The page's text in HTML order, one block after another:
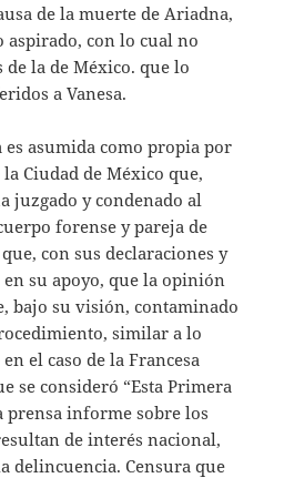
de la muerte de Ariadna,
aspirado, con lo cual no
la de México. que lo
a Vanesa.
es asumida como propia por
Ciudad de México que,
juzgado y condenado al
forense y pareja de
con sus declaraciones y
su apoyo, que la opinión
bajo su visión, contaminado
similar a lo
el caso de la Francesa
se consideró “Esta Primera
prensa informe sobre los
de interés nacional,
delincuencia. Censura que